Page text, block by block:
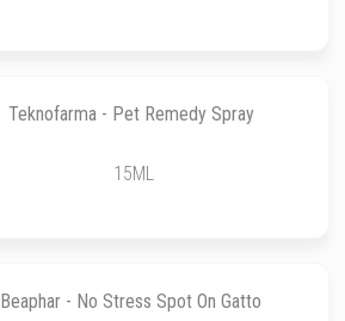
Teknofarma - Pet Remedy Spray
15ML
Beaphar - No Stress Spot On Gatto